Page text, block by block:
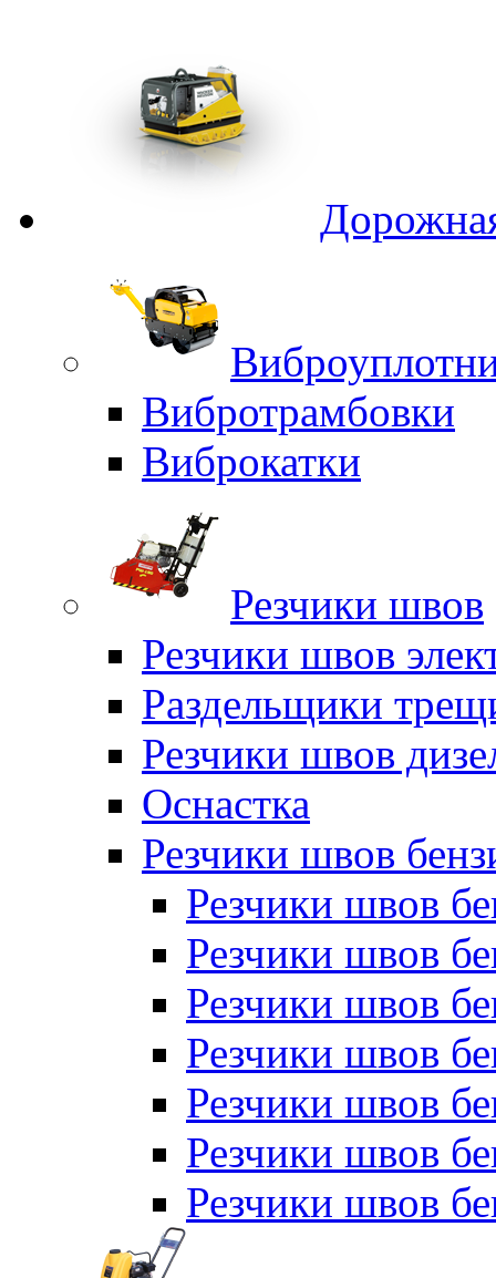
Вибротрамбовки
Виброкатки
Резчики швов
Резчики швов
Раздельщики
Резчики швов
Оснастка
Резчики швов
Резчики швов
Резчики швов
Резчики швов
Резчики швов
Резчики швов
Резчики швов
Резчики швов